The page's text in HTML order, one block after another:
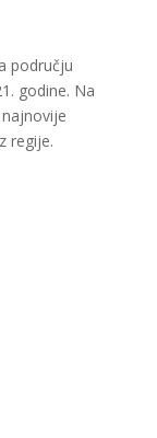
području
godine. Na
regije.